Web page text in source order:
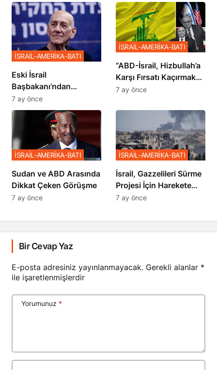
Eski İsrail
Başbakanı’ndan
Netanyahu’ya Ağır
Sözler
İSRAİL-AMERİKA-BATI
7 ay önce
​​​​​​​”ABD-İsrail, Hizbullah’a
Karşı Fırsatı Kaçırmak
İstemiyor”
İSRAİL-AMERİKA-BATI
7 ay önce
Sudan ve ABD Arasında
Dikkat Çeken Görüşme
İSRAİL-AMERİKA-BATI
7 ay önce
İsrail, Gazzelileri Sürme
Projesi İçin Harekete
Geçti
İSRAİL-AMERİKA-BATI
7 ay önce
Bir Cevap Yaz
E-posta adresiniz yayınlanmayacak. Gerekli alanlar *
ile işaretlenmişlerdir
Yorumunuz *